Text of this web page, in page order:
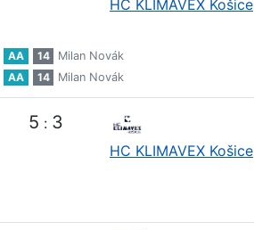
HC KLIMAVEX Košice
AA 14
Milan Novák
AA 14 Milan Novák
5 : 3
HC KLIMAVEX Košice